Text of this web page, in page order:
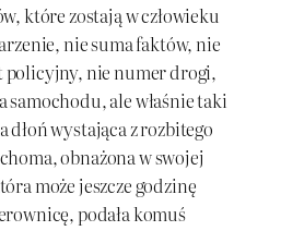
które zostają w człowieku
nie suma faktów, nie
nie numer drogi,
ale właśnie taki
dłoń wystająca z rozbitego
obnażona w swojej
może jeszcze godzinę
podała komuś